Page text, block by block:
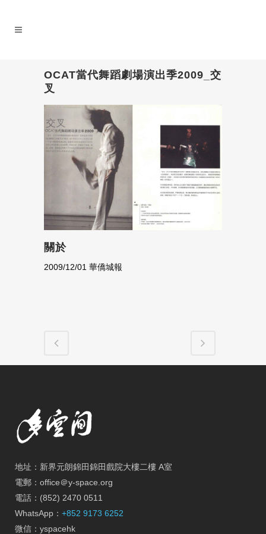
OCAT當代舞蹈劇場演出季2009_交
叉
關於
2009/12/01 華僑城報
地址：新界元朗錦田錦田戲院大樓二樓 A室
電郵：office＠y-space.org
電話：(852) 2470 0511
WhatsApp： +852 9173 6252
微信：yspacehk